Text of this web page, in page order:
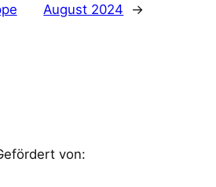
August 2024
→
von: